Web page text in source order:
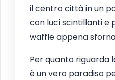
il centro città in un
con luci scintillanti e
waffle appena
Per quanto riguarda
è un vero paradiso